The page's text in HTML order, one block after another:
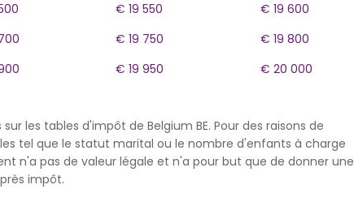
€ 19 550
€ 19 600
€ 19 750
€ 19 800
€ 19 950 € 20 000
les tables d'impôt de Belgium BE. Pour des raisons de
tel que le statut marital ou le nombre d'enfants à charge
n'a pas de valeur légale et n'a pour but que de donner une
impôt.